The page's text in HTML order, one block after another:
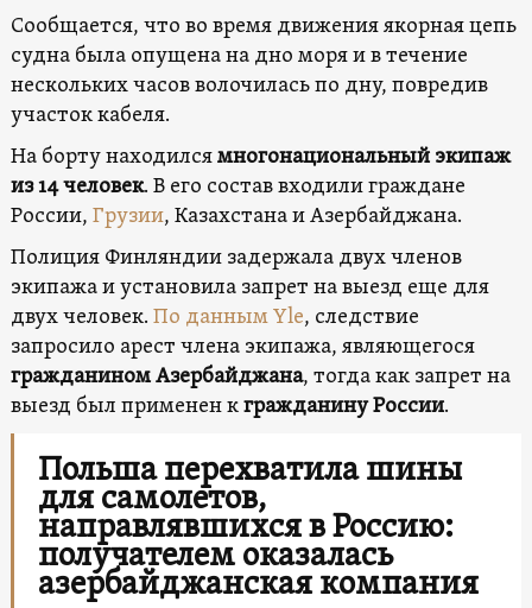
Сообщается, что во время движения якорная цепь
судна была опущена на дно моря и в течение
нескольких часов волочилась по дну, повредив
участок кабеля.
На борту находилсямногонациональный экипаж
из 14 человек. В его состав входили граждане
России, Грузии, Казахстана и Азербайджана.
Полиция Финляндии задержала двух членов
экипажа и установила запрет на выезд еще для
двух человек. По данным Yle, следствие
запросило арест члена экипажа, являющегося
гражданином Азербайджана, тогда как запрет на
выезд был применен кгражданину России.
Польша перехватила шины
для самолетов,
направлявшихся в Россию:
получателем оказалась
азербайджанская компания